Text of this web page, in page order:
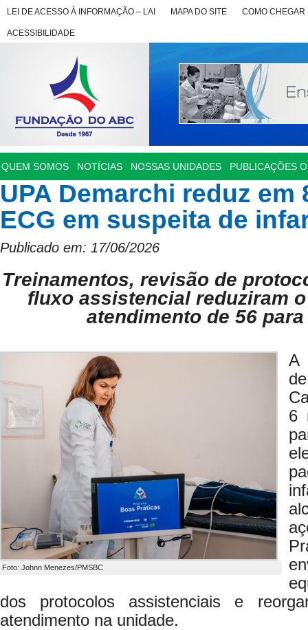
LEI DE ACESSO À INFORMAÇÃO – LAI MAPA DO SITE COMO CHEGAR
ACESSIBILIDADE
QUEM SOMOS NOTÍCIAS NOSSAS UNIDADES PUBLICAÇÕES
UPA Demarchi reduz em
ECG em suspeita de
Publicado em: 17/06/2026
Treinamentos, revisão de
fluxo assistencial reduziram
atendimento de 56
Foto: Johnn Menezes/PMSBC
A
6
dos protocolos assistenciais e
atendimento na unidade.